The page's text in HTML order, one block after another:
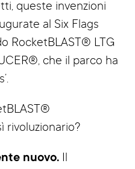
queste invenzioni
al Six Flags
RocketBLAST® LTG
che il parco ha
rivoluzionario?
nuovo. Il